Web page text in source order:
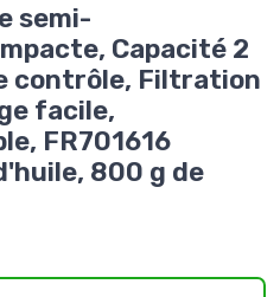
semi-
Capacité 2
contrôle, Filtration
facile,
FR701616
800 g de